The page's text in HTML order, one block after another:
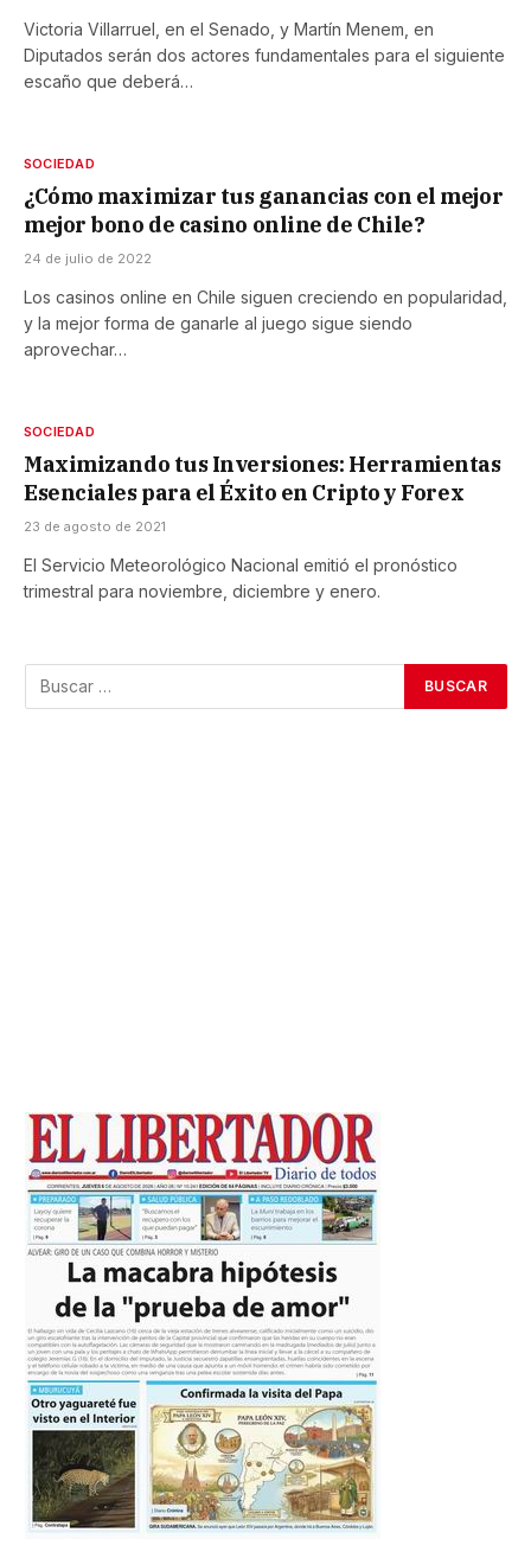
Victoria Villarruel, en el Senado, y Martín Menem, en
Diputados serán dos actores fundamentales para el siguiente
escaño que deberá…
SOCIEDAD
¿Cómo maximizar tus ganancias con el mejor
mejor bono de casino online de Chile?
24 de julio de 2022
Los casinos online en Chile siguen creciendo en popularidad,
y la mejor forma de ganarle al juego sigue siendo
aprovechar…
SOCIEDAD
Maximizando tus Inversiones: Herramientas
Esenciales para el Éxito en Cripto y Forex
23 de agosto de 2021
El Servicio Meteorológico Nacional emitió el pronóstico
trimestral para noviembre, diciembre y enero.